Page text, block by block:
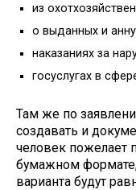
из
о выданных и
наказаниях за
госуслугах в
Там же по
создавать и
человек пожелает
бумажном
варианта будут